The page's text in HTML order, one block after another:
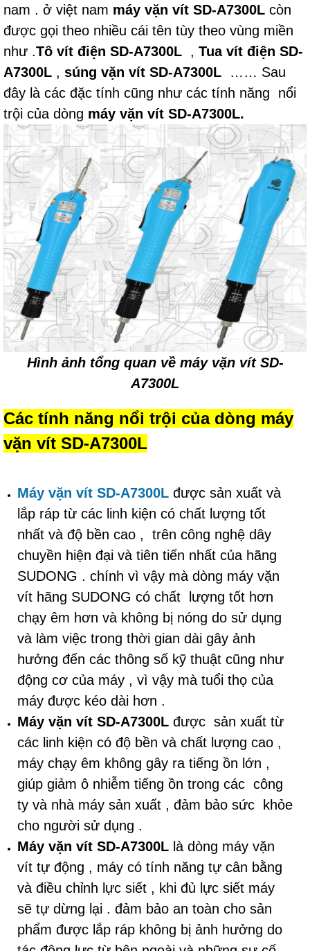
nam . ở việt nam máy vặn vít SD-A7300L còn
được gọi theo nhiều cái tên tùy theo vùng miền
như .Tô vít điện SD-A7300L , Tua vít điện SD-
A7300L , súng vặn vít SD-A7300L …… Sau
đây là các đặc tính cũng như các tính năng nổi
trội của dòng máy vặn vít SD-A7300L.
Hình ảnh tổng quan về máy vặn vít SD-
A7300L
Các tính năng nổi trội của dòng máy
vặn vít SD-A7300L
Máy vặn vít SD-A7300L được sản xuất và
lắp ráp từ các linh kiện có chất lượng tốt
nhất và độ bền cao , trên công nghệ dây
chuyền hiện đại và tiên tiến nhất của hãng
SUDONG . chính vì vậy mà dòng máy vặn
vít hãng SUDONG có chất lượng tốt hơn
chạy êm hơn và không bị nóng do sử dụng
và làm việc trong thời gian dài gây ảnh
hưởng đến các thông số kỹ thuật cũng như
động cơ của máy , vì vậy mà tuổi thọ của
máy được kéo dài hơn .
Máy vặn vít SD-A7300L được sản xuất từ
các linh kiện có độ bền và chất lượng cao ,
máy chạy êm không gây ra tiếng ồn lớn ,
giúp giảm ô nhiễm tiếng ồn trong các công
ty và nhà máy sản xuất , đảm bảo sức khỏe
cho người sử dụng .
Máy vặn vít SD-A7300L là dòng máy vặn
vít tự động , máy có tính năng tự cân bằng
và điều chỉnh lực siết , khi đủ lực siết máy
sẽ tự dừng lại . đảm bảo an toàn cho sản
phẩm được lắp ráp không bị ảnh hưởng do